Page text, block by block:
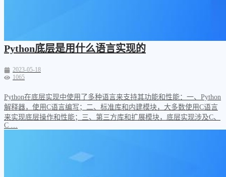
Python底层是用什么语言实现的
2023-05-18
1065
Python在底层实现中使用了多种语言来支持其功能和性能：一、Python
解释器，使用C语言编写；二、标准库和内建模块，大多数使用C语言
来实现底层操作和性能；三、第三方库和扩展模块，底层实现涉及C、
C …